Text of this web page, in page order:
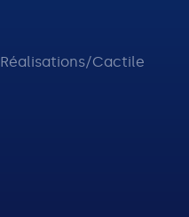
Réalisations/Cactile